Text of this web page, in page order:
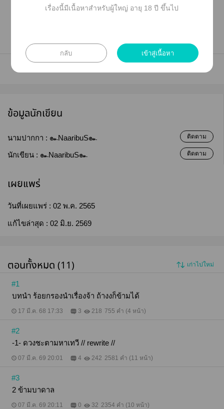
ข้อมูลนักเขียน
นามปากกา : ๛NaaribuS๛ ติดตาม
นักเขียน : ๛NaaribuS๛ ติดตาม
เผยแพร่
วันที่เผยแพร่ : 02 พ.ค. 2565
แก้ไขล่าสุด : 02 มิ.ย. 2569
ตอนทั้งหมด (11) เก่าไปใหม่
#1
บทนำ ร้อยกรองนำเรื่องจ้า ถ้างงก็ข้ามได้
17 มี.ค. 68 17:33 3 218 755 คำ (4 หน้า)
#2
-1- ดวงชะตามหาเทวี // rewrite //
07 มี.ค. 69 20:01 4 242 2581 คำ (11 หน้า)
#3
2 ข้ามบาดาล
07 มี.ค. 69 20:11 0 32 2354 คำ (10 หน้า)
เรื่องนี้มีเนื้อหาสำหรับผู้ใหญ่ อายุ 18 ปี ขึ้นไป
กลับ เข้าสู่เนื้อหา